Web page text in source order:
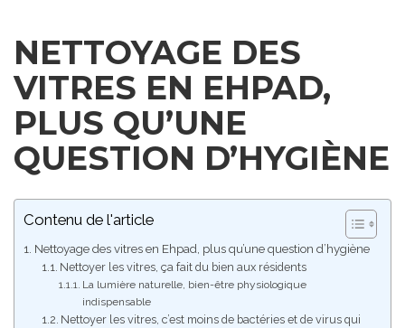
NETTOYAGE DES
VITRES EN EHPAD,
PLUS QU’UNE
QUESTION D’HYGIÈNE
Contenu de l'article
Nettoyage des vitres en Ehpad, plus qu’une question d’hygiène
Nettoyer les vitres, ça fait du bien aux résidents
La lumière naturelle, bien-être physiologique
indispensable
Nettoyer les vitres, c’est moins de bactéries et de virus qui